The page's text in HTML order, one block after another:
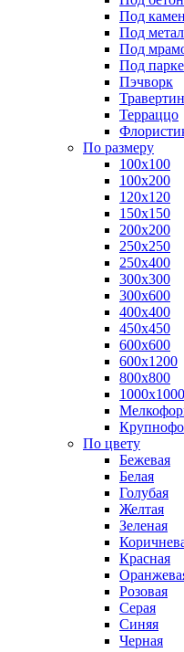
Под
Под
Под
Под
Пэчворк
Травертин
Терраццо
По размеру
100х100
100х200
120х120
150х150
200х200
250х250
250х400
300х300
300х600
400х400
450х450
600х600
600х1200
800х800
1000х1000
По цвету
Бежевая
Белая
Голубая
Желтая
Зеленая
Красная
Розовая
Серая
Синяя
Черная